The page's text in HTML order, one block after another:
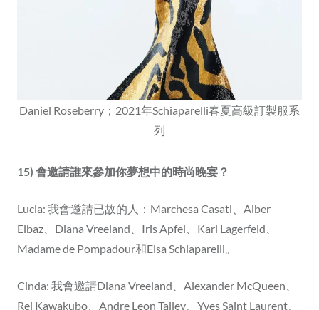
Daniel Roseberry；2021年Schiaparelli春夏高級訂製服系
列
15) 會邀請誰來參加你夢想中的時尚晚宴？
Lucia: 我會邀請已故的人：Marchesa Casati、Alber
Elbaz、Diana Vreeland、Iris Apfel、Karl Lagerfeld、
Madame de Pompadour和Elsa Schiaparelli。
Cinda: 我會邀請Diana Vreeland、Alexander McQueen、
Rei Kawakubo、Andre Leon Talley、Yves Saint Laurent、